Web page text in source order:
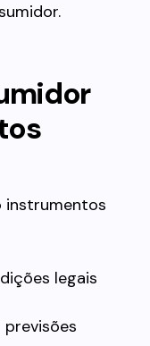
instrumentos
legais